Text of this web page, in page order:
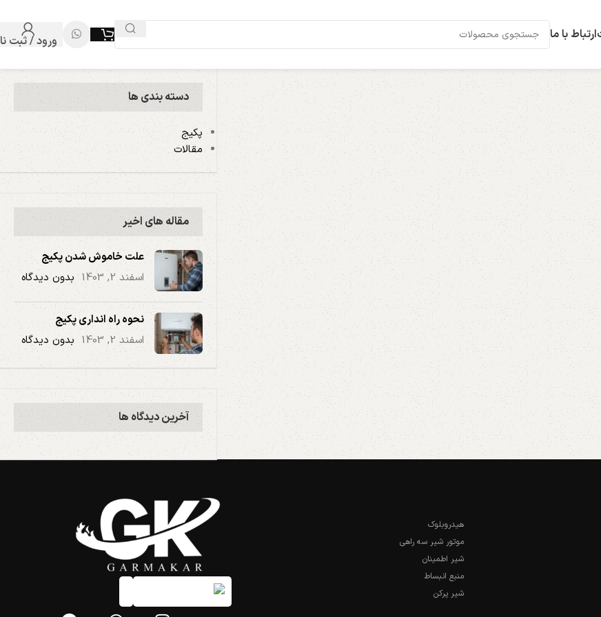
ارتباط با ما ورود / ثبت
دسته بندی ها
پکیج
مقالات
مقاله های اخیر
علت خاموش شدن پکیج
اسفند 2, 1403
بدون دیدگاه
نحوه راه انداری پکیج
اسفند 2, 1403
بدون دیدگاه
آخرین دیدگاه ها
هیدروبلوک
موتور شیر سه راهی
شیر اطمینان
منبع انبساط
شیر پرکن